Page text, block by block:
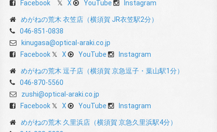
Facebook
X YouTube Instagram
めがねの荒木 衣笠店（横須賀 JR衣笠駅2分）
046-851-0838
kinugasa@optical-araki.co.jp
Facebook
X YouTube Instagram
めがねの荒木 逗子店（横須賀 京急逗子・葉山駅1分）
046-870-5560
zushi@optical-araki.co.jp
Facebook
X YouTube Instagram
めがねの荒木 久里浜店（横須賀 京急久里浜駅4分）